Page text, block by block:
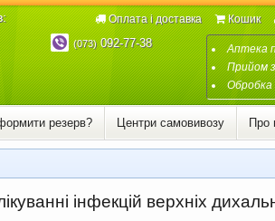
(073)092-77-38 Аптека
Прийом
Обробка
Оплата і доставка Кошик
резерв? Центри самовивозу Про
інфекцій верхніх